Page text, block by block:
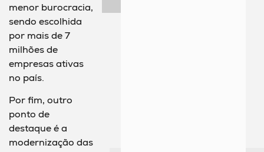
menor burocracia,
sendo escolhida
por mais de 7
milhões de
empresas ativas
no país.
Por fim, outro
ponto de
destaque é a
modernização das